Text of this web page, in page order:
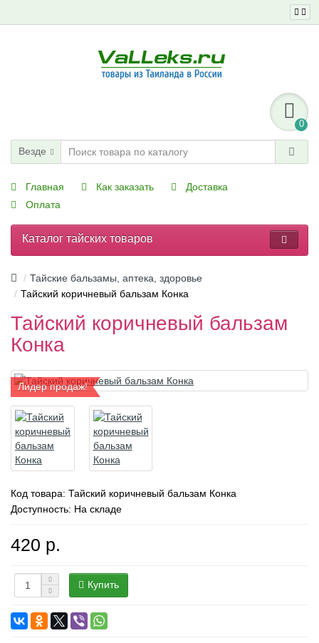
0
Везде
Главная Как заказать
Доставка
Оплата
Каталог тайских товаров
Тайские бальзамы, аптека, здоровье
Тайский коричневый бальзам Конка
Тайский коричневый бальзам
Конка
Лидер продаж!
Код товара: Тайский коричневый бальзам Конка
Доступность: На складе
420 р.
Купить